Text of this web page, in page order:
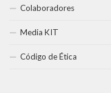
Colaboradores
Media KIT
Código de Ética